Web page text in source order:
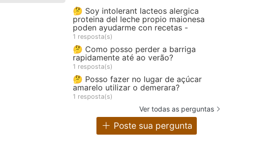
🤔 Soy intolerant lacteos alergica
proteina del leche propio maionesa
poden ayudarme con recetas -
1 resposta(s)
🤔 Como posso perder a barriga
rapidamente até ao verão?
1 resposta(s)
🤔 Posso fazer no lugar de açúcar
amarelo utilizar o demerara?
1 resposta(s)
Ver todas as perguntas
Poste sua pergunta